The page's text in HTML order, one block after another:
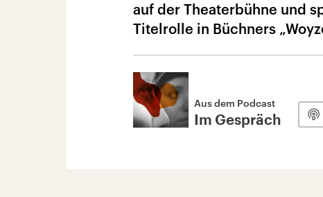
auf der Theaterbühne und
Titelrolle in Büchners
Aus dem Podcast
Im Gespräch